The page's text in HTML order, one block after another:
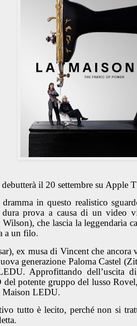
debutterà il 20 settembre su Apple
in questo realistico
dura prova a causa di un video
che lascia la leggendaria
a un filo.
ex musa di Vincent che ancora
generazione Paloma Castel
Approfittando dell’uscita
potente gruppo del lusso
Maison LEDU.
tutto è lecito, perché non si